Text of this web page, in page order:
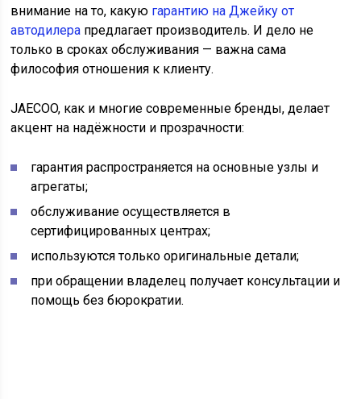
внимание на то, какую гарантию на Джейку от
автодилера предлагает производитель. И дело не
только в сроках обслуживания — важна сама
философия отношения к клиенту.
JAECOO, как и многие современные бренды, делает
акцент на надёжности и прозрачности:
гарантия распространяется на основные узлы и
агрегаты;
обслуживание осуществляется в
сертифицированных центрах;
используются только оригинальные детали;
при обращении владелец получает консультации и
помощь без бюрократии.